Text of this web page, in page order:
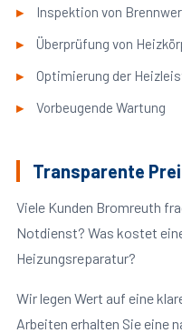
Inspektion von
Überprüfung von
Optimierung der
Vorbeugende Wartung
Transparente
Viele Kunden Bromreuth
Notdienst? Was kostet
Heizungsreparatur?
Wir legen Wert auf eine
Arbeiten erhalten Sie eine